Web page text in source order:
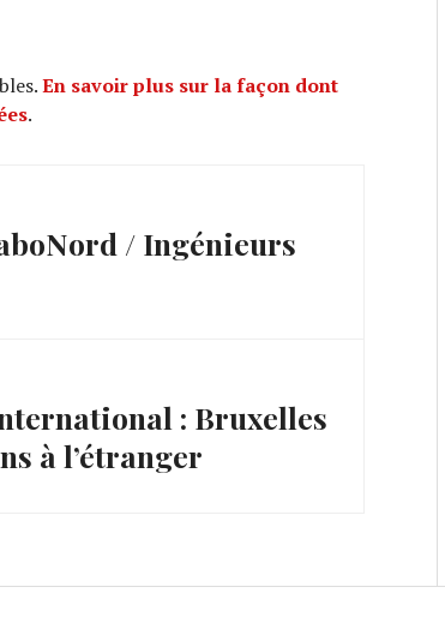
En savoir plus sur la façon dont
.
/ Ingénieurs
: Bruxelles
à l’étranger